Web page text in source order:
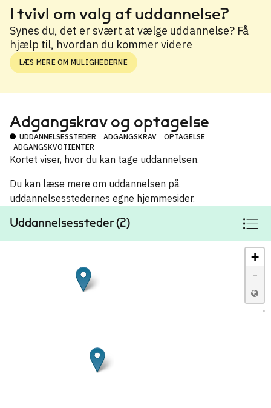
I tvivl om valg af uddannelse?
Synes du, det er svært at vælge uddannelse? Få
hjælp til, hvordan du kommer videre
LÆS MERE OM MULIGHEDERNE
Adgangskrav og optagelse
UDDANNELSESSTEDER ADGANGSKRAV
OPTAGELSE
ADGANGSKVOTIENTER
Kortet viser, hvor du kan tage uddannelsen.
Du kan læse mere om uddannelsen på
uddannelsesstedernes egne hjemmesider.
Uddannelsessteder (2)
+
-